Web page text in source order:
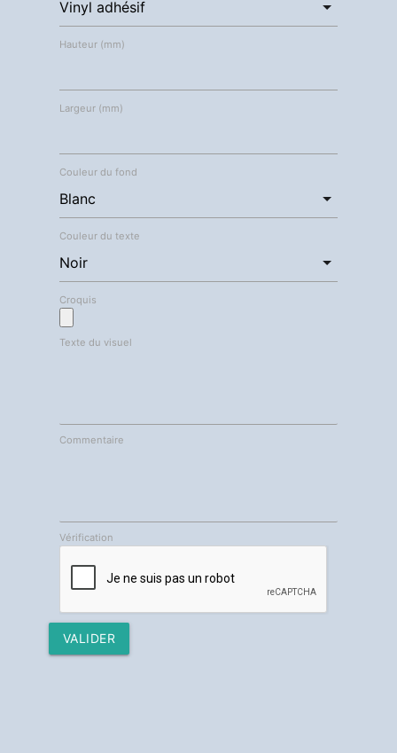
Hauteur (mm)
Largeur (mm)
Couleur du fond
Couleur du texte
Croquis
Texte du visuel
Commentaire
Vérification
VALIDER